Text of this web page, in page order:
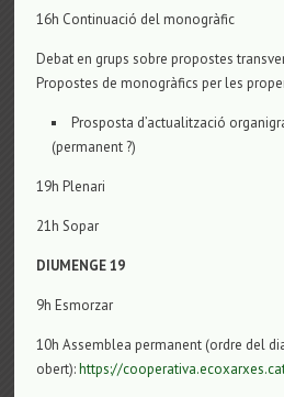
16h Continuació del monogràfic
Debat en grups sobre propostes
Propostes de monogràfics per les
Prosposta d’actualització
(permanent ?)
19h Plenari
21h Sopar
DIUMENGE 19
9h Esmorzar
10h Assemblea permanent (ordre del
obert):https://